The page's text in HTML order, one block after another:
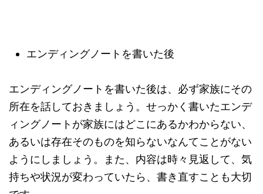
エンディングノートを書いた後
エンディングノートを書いた後は、必ず家族にその
所在を話しておきましょう。せっかく書いたエンデ
ィングノートが家族にはどこにあるかわからない、
あるいは存在そのものを知らないなんてことがない
ようにしましょう。また、内容は時々見返して、気
持ちや状況が変わっていたら、書き直すことも大切